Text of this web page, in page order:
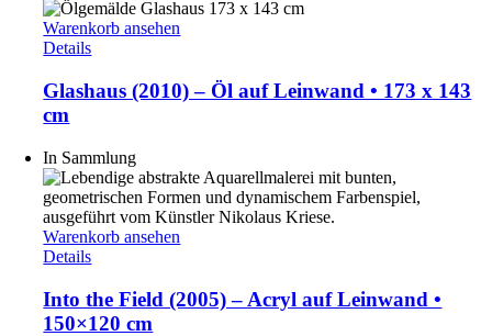
Warenkorb ansehen
Details
Glashaus (2010) – Öl auf Leinwand • 173 x 143
cm
In Sammlung
Warenkorb ansehen
Details
Into the Field (2005) – Acryl auf Leinwand •
150×120 cm